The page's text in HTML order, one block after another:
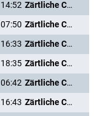
14:52
Zärtliche Chaoten II
07:50
Zärtliche Chaoten II
16:33
Zärtliche Chaoten II
18:35
Zärtliche Chaoten II
06:42
Zärtliche Chaoten II
16:43
Zärtliche Chaoten II